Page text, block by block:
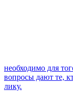
необходимо для
вопросы дают те,
лику.